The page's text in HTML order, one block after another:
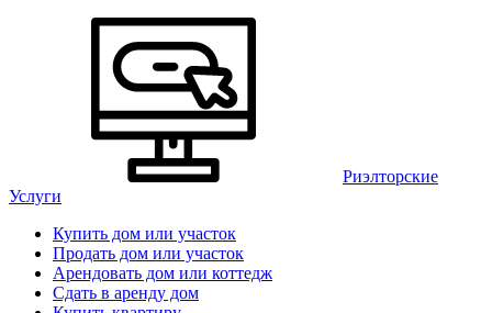
Риэлторские
Услуги
Купить дом или участок
Продать дом или участок
Арендовать дом или коттедж
Сдать в аренду дом